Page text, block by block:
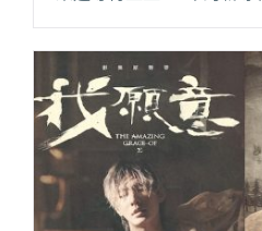
由 Erlend Ø閱讀全文 "跨越
療癒民謠雙人組Kings Of
度來台"